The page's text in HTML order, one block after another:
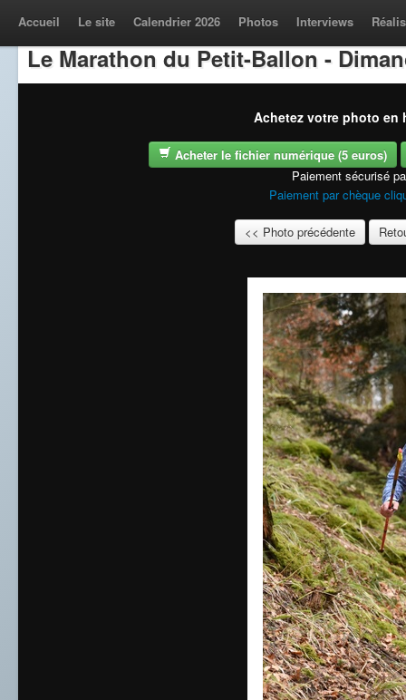
Accueil Le site Calendrier 2026 Photos Interviews
Le Marathon du Petit-Ballon -
Achetez votre photo en
Acheter le fichier numérique (5 euros)
Paiement sécurisé
Paiement par chèque
<< Photo précédente